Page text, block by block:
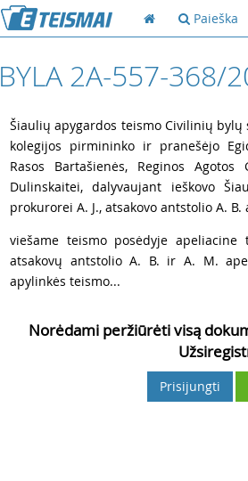
Paieška
BYLA 2A-557-368/
Šiaulių apygardos teismo Civilinių
kolegijos pirmininko ir pranešėjo
Rasos Bartašienės, Reginos Agotos
Dulinskaitei, dalyvaujant ieškovo
prokurorei A. J., atsakovo antstolio A.
viešame teismo posėdyje
atsakovų antstolio A. B. ir A. M.
apylinkės teismo...
Norėdami peržiūrėti visą
Prisijungti